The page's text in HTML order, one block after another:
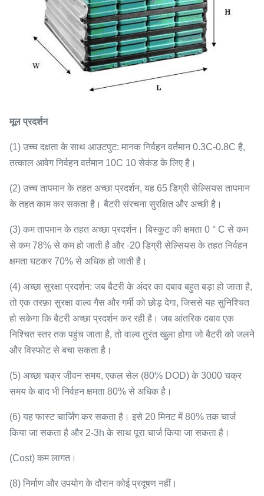
मूल प्रदर्शन
(1) उच्च दक्षता के साथ आउटपुट: मानक निर्वहन वर्तमान 0.3C-0.8C है,
तत्काल आवेग निर्वहन वर्तमान 10C 10 सेकंड के लिए है।
(2) उच्च तापमान के तहत अच्छा प्रदर्शन, यह 65 डिग्री सेल्सियस तापमान
के तहत काम कर सकता है। बैटरी संरचना सुरक्षित और अच्छी है।
(3) कम तापमान के तहत अच्छा प्रदर्शन। बिस्कुट की क्षमता 0 ° C से कम
से कम 78% से कम हो जाती है और -20 डिग्री सेल्सियस के तहत निर्वहन
क्षमता घटकर 70% से अधिक हो जाती है।
(4) अच्छा सुरक्षा प्रदर्शन: जब बैटरी के अंदर का दबाव बहुत बड़ा हो जाता है,
तो एक तरफ़ा सुरक्षा वाल्व गैस और गर्मी को छोड़ देगा, जिससे यह सुनिश्चित
हो सकेगा कि बैटरी अच्छा प्रदर्शन कर रही है। जब आंतरिक दबाव एक
निश्चित स्तर तक पहुंच जाता है, तो वाल्व तुरंत खुला होगा जो बैटरी को जलने
और विस्फोट से बचा सकता है।
(5) अच्छा चक्र जीवन समय, एकल सेल (80% DOD) के 3000 चक्र
समय के बाद भी निर्वहन क्षमता 80% से अधिक है।
(6) यह फास्ट चार्जिंग कर सकता है। इसे 20 मिनट में 80% तक चार्ज
किया जा सकता है और 2-3h के साथ पूरा चार्ज किया जा सकता है।
(Cost) कम लागत।
(8) निर्माण और उपयोग के दौरान कोई प्रदूषण नहीं।